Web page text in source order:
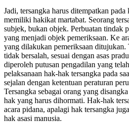
Jadi, tersangka harus ditempatkan
memiliki hakikat martabat. Seorang
subjek, bukan objek. Perbuatan tindak
yang menjadi objek pemeriksaan. Ke
yang dilakukan pemeriksaan ditujukan.
tidak bersalah, sesuai dengan asas
diperoleh putusan pengadilan yang
pelaksanaan hak-hak tersangka pada
sejalan dengan ketentuan peraturan
Tersangka sebagai orang yang
hak yang harus dihormati. Hak-hak
acara pidana, apalagi hak tersangka
hak asasi manusia.